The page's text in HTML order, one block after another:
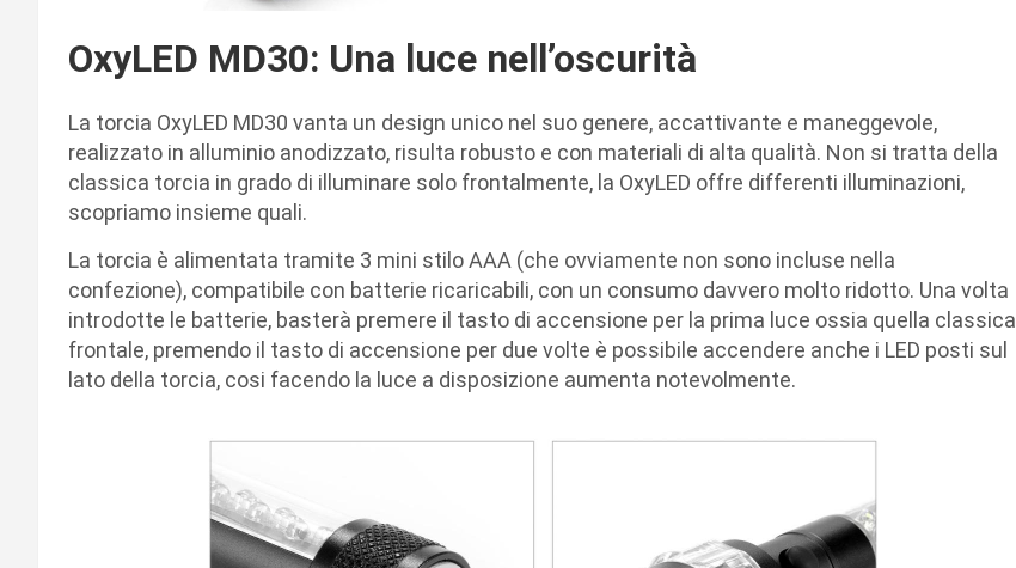
OxyLED MD30: Una luce nell’oscurità
La torcia OxyLED MD30 vanta un design unico nel suo genere, accattivante e maneggevole,
realizzato in alluminio anodizzato, risulta robusto e con materiali di alta qualità. Non si tratta della
classica torcia in grado di illuminare solo frontalmente, la OxyLED offre differenti illuminazioni,
scopriamo insieme quali.
La torcia è alimentata tramite 3 mini stilo AAA (che ovviamente non sono incluse nella
confezione), compatibile con batterie ricaricabili, con un consumo davvero molto ridotto. Una volta
introdotte le batterie, basterà premere il tasto di accensione per la prima luce ossia quella classica
frontale, premendo il tasto di accensione per due volte è possibile accendere anche i LED posti sul
lato della torcia, cosi facendo la luce a disposizione aumenta notevolmente.